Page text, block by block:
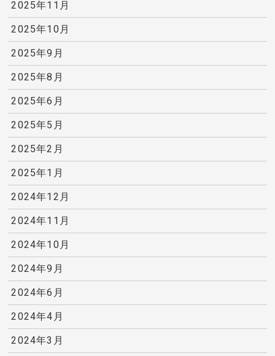
2025年11月
2025年10月
2025年9月
2025年8月
2025年6月
2025年5月
2025年2月
2025年1月
2024年12月
2024年11月
2024年10月
2024年9月
2024年6月
2024年4月
2024年3月